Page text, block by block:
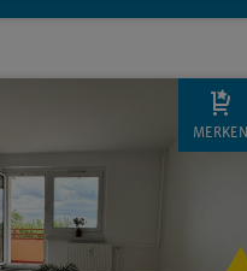
MERKEN